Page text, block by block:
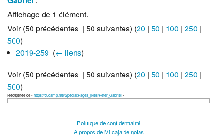
Affichage de 1 élément.
Voir (50 précédentes | 50 suivantes) (20 | 50 | 100 | 250 |
500)
2019-259‎ (← liens)
Voir (50 précédentes | 50 suivantes) (20 | 50 | 100 | 250 |
500)
Récupérée de «https://ducamp.me/Spécial:Pages_liées/Peter_Gabriel»
Politique de confidentialité
À propos de Mi caja de notas